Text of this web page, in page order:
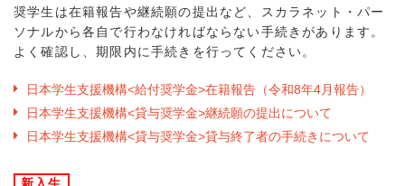
奨学生は在籍報告や継続願の提出など、スカラネット・パー
ソナルから各自で行わなければならない手続きがあります。
よく確認し、期限内に手続きを行ってください。
日本学生支援機構<給付奨学金>在籍報告（令和8年4月報告）
日本学生支援機構<貸与奨学金>継続願の提出について
日本学生支援機構<貸与奨学金>貸与終了者の手続きについて
新入生